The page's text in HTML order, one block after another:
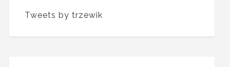
Tweets by trzewik